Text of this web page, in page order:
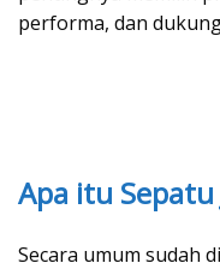
performa, dan
Apa itu Sepatu
Secara umum sudah